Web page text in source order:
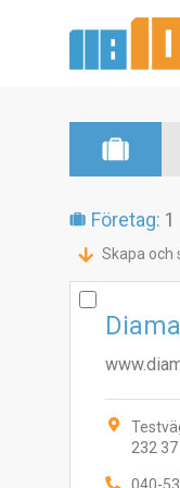
Företag: 1
Skapa
232